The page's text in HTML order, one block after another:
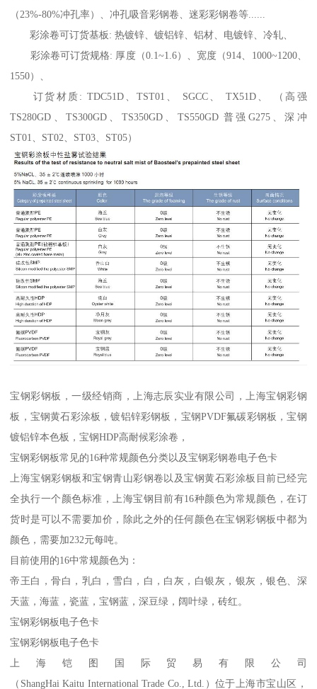
（23%-80%冲孔率）、冲孔吸音彩钢卷、迷彩彩钢卷等......
彩涂卷可订货基板: 热镀锌、镀铝锌、铝材、电镀锌、冷轧、
彩涂卷可订货规格: 厚度（0.1~1.6）、宽度（914、1000~1200、
1550）、
订货材质: TDC51D、TST01、 SGCC、 TX51D、 （高强
TS280GD、TS300GD、TS350GD、TS550GD 普强G275、深冲
ST01、ST02、ST03、ST05）
宝钢彩钢板，一级经销商，上海志辰实业有限公司，上海宝钢彩钢
板，宝钢黄石彩涂板，镀铝锌彩钢板，宝钢PVDF氟碳彩钢板，宝钢
镀铝锌本色板，宝钢HDP高耐候彩涂卷，
宝钢彩钢板常见的16种常规颜色分类以及宝钢彩钢卷电子色卡
上海宝钢彩钢板和宝钢青山彩钢卷以及宝钢黄石彩涂板目前已经完
全执行一个颜色标准，上海宝钢目前有16种颜色为常规颜色，在订
货时是可以不需要加价，除此之外的任何颜色在宝钢彩钢板中都为
颜色，需要加232元每吨。
目前使用的16中常规颜色为：
帝王白，骨白，乳白，雪白，白，白灰，白银灰，银灰，银色、深
天蓝，海蓝，瓷蓝，宝钢蓝，深豆绿，阔叶绿，砖红。
宝钢彩钢板电子色卡
宝钢彩钢板电子色卡
上海铠图国际贸易有限公司
（ShangHai Kaitu International Trade Co., Ltd.）位于上海市宝山区，